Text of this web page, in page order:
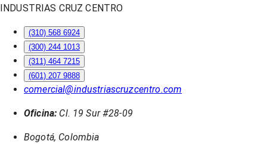
INDUSTRIAS CRUZ CENTRO
(310) 568 6924
(300) 244 1013
(311) 464 7215
(601) 207 9888
comercial@industriascruzcentro.com
Oficina: Cl. 19 Sur #28-09
Bogotá, Colombia